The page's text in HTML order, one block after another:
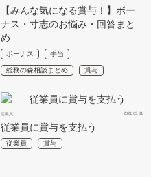
【みんな気になる賞与！】ボー
ナス・寸志のお悩み・回答まと
め
ボーナス 手当
総務の森相談まとめ 賞与
従業員 2021.03.01
従業員に賞与を支払う
従業員 賞与